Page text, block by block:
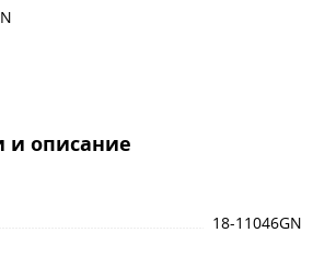
и описание
18-11046GN